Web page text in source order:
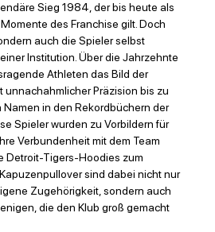
Sieg 1984, der bis heute als
des Franchise gilt. Doch
auch die Spieler selbst
Institution. Über die Jahrzehnte
Athleten das Bild der
unnachahmlicher Präzision bis zu
in den Rekordbüchern der
Spieler wurden zu Vorbildern für
Verbundenheit mit dem Team
Detroit-Tigers-Hoodies zum
sind dabei nicht nur
Zugehörigkeit, sondern auch
die den Klub groß gemacht